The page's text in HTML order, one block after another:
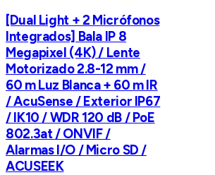
[Dual Light + 2 Micrófonos
Integrados] Bala IP 8
Megapixel (4K) / Lente
Motorizado 2.8-12 mm /
60 m Luz Blanca + 60 m IR
/ AcuSense / Exterior IP67
/ IK10 / WDR 120 dB / PoE
802.3at / ONVIF /
Alarmas I/O / Micro SD /
ACUSEEK